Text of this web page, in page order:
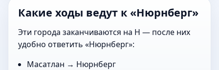
Какие ходы ведут к «Нюрнберг»
Эти города заканчиваются на Н — после них
удобно ответить «Нюрнберг»:
Масатлан → Нюрнберг